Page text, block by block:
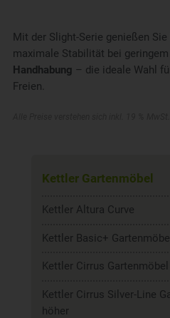
Mit der Slight-Serie genießen Sie
maximale Stabilität bei
Handhabung – die ideale Wahl
Freien.
Kettler Gartenmöbel
Kettler Altura Curve
Kettler Basic+ Gartenmöbel
Kettler Cirrus Gartenmöbel
Kettler Cirrus Silver-Line
höher